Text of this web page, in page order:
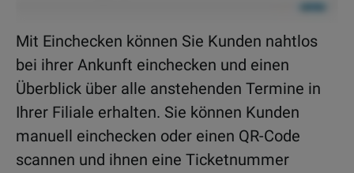
Mit Einchecken können Sie Kunden nahtlos
bei ihrer Ankunft einchecken und einen
Überblick über alle anstehenden Termine in
Ihrer Filiale erhalten. Sie können Kunden
manuell einchecken oder einen QR-Code
scannen und ihnen eine Ticketnummer